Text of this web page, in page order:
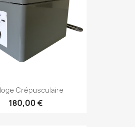
Crépusculaire
180,00 €